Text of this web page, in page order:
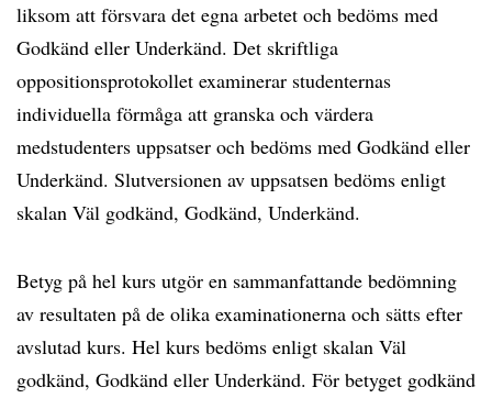
liksom att försvara det egna arbetet och bedöms med
Godkänd eller Underkänd. Det skriftliga
oppositionsprotokollet examinerar studenternas
individuella förmåga att granska och värdera
medstudenters uppsatser och bedöms med Godkänd eller
Underkänd. Slutversionen av uppsatsen bedöms enligt
skalan Väl godkänd, Godkänd, Underkänd.
Betyg på hel kurs utgör en sammanfattande bedömning
av resultaten på de olika examinationerna och sätts efter
avslutad kurs. Hel kurs bedöms enligt skalan Väl
godkänd, Godkänd eller Underkänd. För betyget godkänd